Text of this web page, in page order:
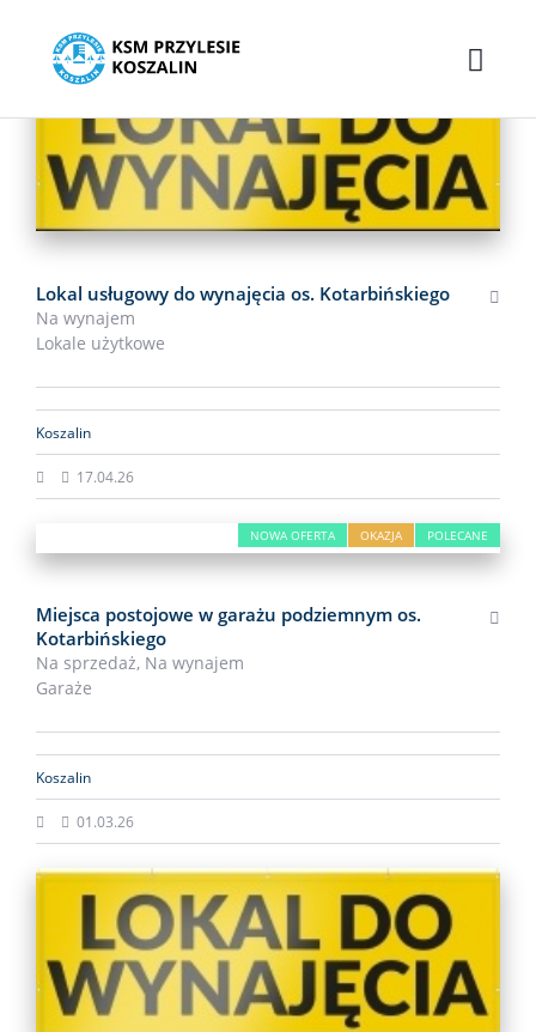
POLECANE
Lokal usługowy do wynajęcia os. Kotarbińskiego
Na wynajem
Lokale użytkowe
Koszalin
17.04.26
NOWA OFERTA OKAZJA POLECANE
Miejsca postojowe w garażu podziemnym os.
Kotarbińskiego
Na sprzedaż, Na wynajem
Garaże
Koszalin
01.03.26
NOWA OFERTA OKAZJA POLECANE